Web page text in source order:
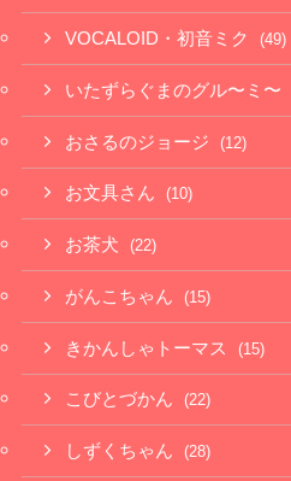
VOCALOID・初音ミク (49)
いたずらぐまのグル〜ミ〜
おさるのジョージ (12)
お文具さん (10)
お茶犬 (22)
がんこちゃん (15)
きかんしゃトーマス (15)
こびとづかん (22)
しずくちゃん (28)